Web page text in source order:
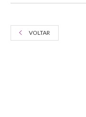
VOLTAR